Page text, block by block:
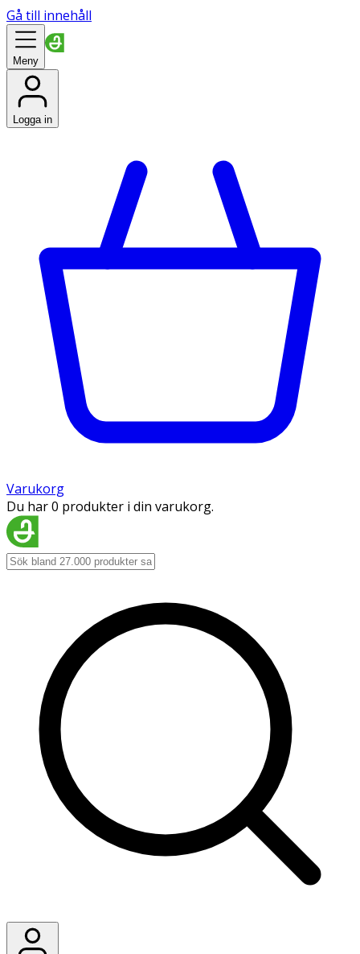
Gå till innehåll
Meny
Logga in
Varukorg
Du har 0 produkter i din varukorg.